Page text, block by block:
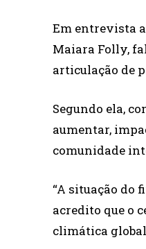
Em entrevista
Maiara Folly,
articulação de
Segundo ela,
aumentar,
comunidade
“A situação do
acredito que o
climática global